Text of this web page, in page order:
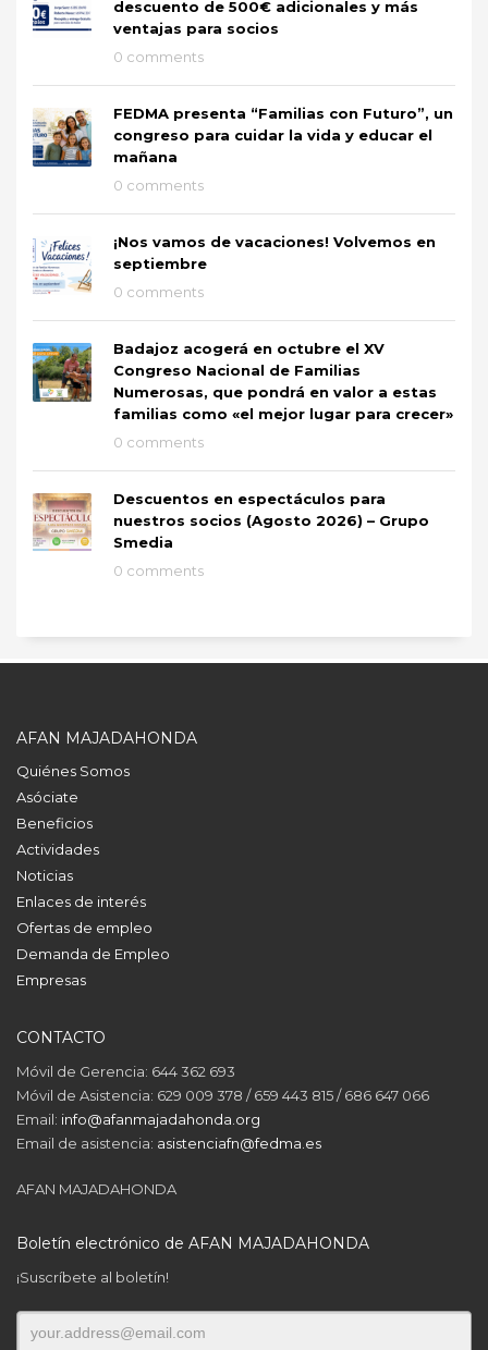
descuento de 500€ adicionales y más
ventajas para socios
0 comments
FEDMA presenta “Familias con Futuro”, un
congreso para cuidar la vida y educar el
mañana
0 comments
¡Nos vamos de vacaciones! Volvemos en
septiembre
0 comments
Badajoz acogerá en octubre el XV
Congreso Nacional de Familias
Numerosas, que pondrá en valor a estas
familias como «el mejor lugar para crecer»
0 comments
Descuentos en espectáculos para
nuestros socios (Agosto 2026) – Grupo
Smedia
0 comments
AFAN MAJADAHONDA
Quiénes Somos
Asóciate
Beneficios
Actividades
Noticias
Enlaces de interés
Ofertas de empleo
Demanda de Empleo
Empresas
CONTACTO
Móvil de Gerencia: 644 362 693
Móvil de Asistencia: 629 009 378 / 659 443 815 / 686 647 066
Email: info@afanmajadahonda.org
Email de asistencia: asistenciafn@fedma.es
AFAN MAJADAHONDA
Boletín electrónico de AFAN MAJADAHONDA
¡Suscríbete al boletín!